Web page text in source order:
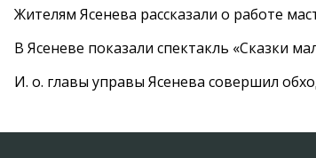
Жителям Ясенева рассказали о работе
В Ясеневе показали спектакль «Сказки
И. о. главы управы Ясенева совершил